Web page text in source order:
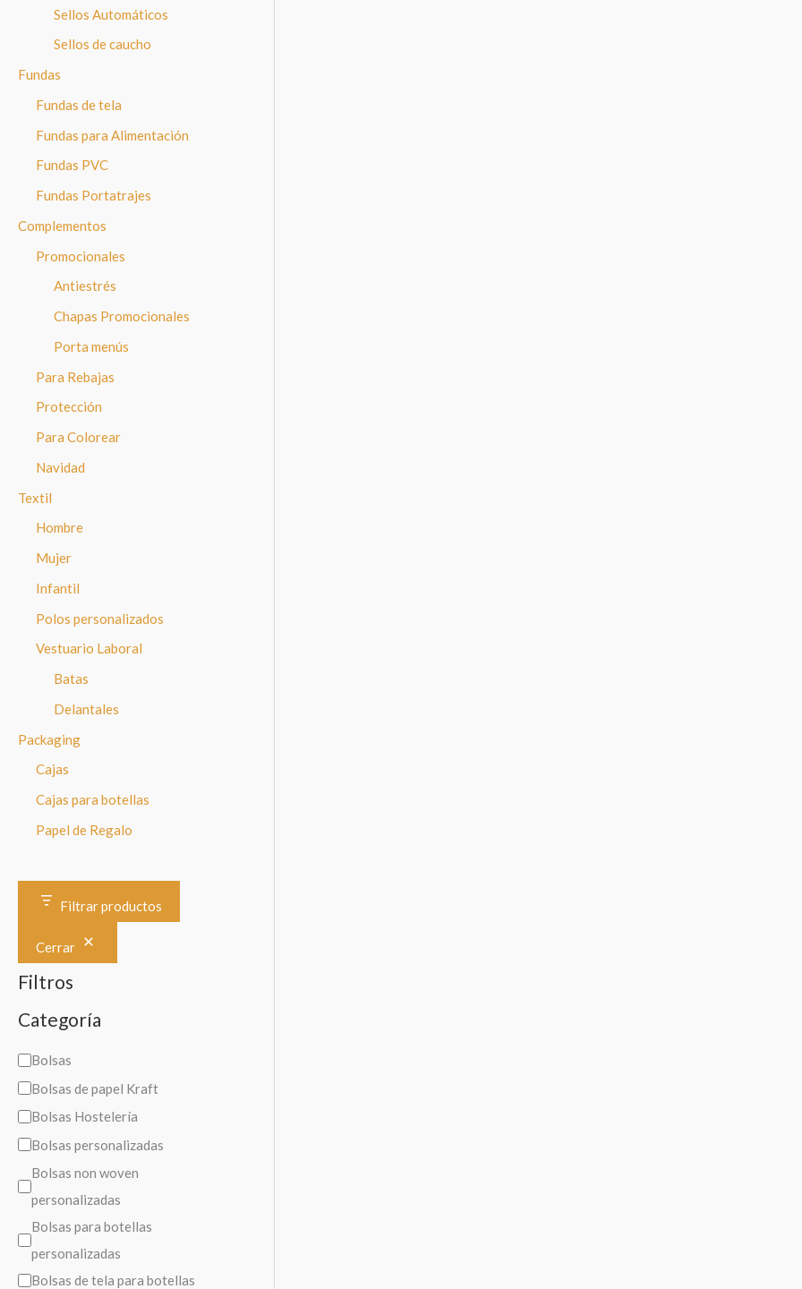
Sellos Automáticos
Sellos de caucho
Fundas
Fundas de tela
Fundas para Alimentación
Fundas PVC
Fundas Portatrajes
Complementos
Promocionales
Antiestrés
Chapas Promocionales
Porta menús
Para Rebajas
Protección
Para Colorear
Navidad
Textil
Hombre
Mujer
Infantil
Polos personalizados
Vestuario Laboral
Batas
Delantales
Packaging
Cajas
Cajas para botellas
Papel de Regalo
Filtrar productos
Cerrar
Filtros
Categoría
C
a
t
e
o
í
a
Bolsas
Bolsas de papel Kraft
Bolsas Hostelería
Bolsas personalizadas
Bolsas non woven
personalizadas
Bolsas para botellas
personalizadas
Bolsas de tela para botellas